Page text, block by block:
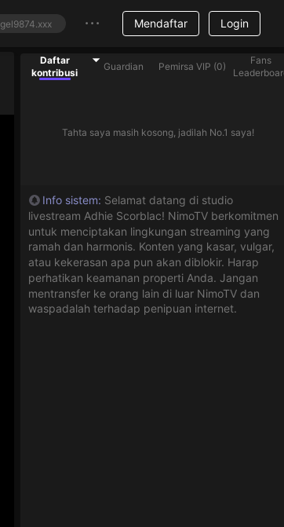
Mendaftar Login
Daftar
kontribusi
Guardian Pemirsa VIP (0)
Fans
Tahta saya masih kosong, jadilah No.1 saya!
Info sistem: Selamat datang di studio
livestream Adhie Scorblac! NimoTV berkomitmen
untuk menciptakan lingkungan streaming yang
ramah dan harmonis. Konten yang kasar, vulgar,
atau kekerasan apa pun akan diblokir. Harap
perhatikan keamanan properti Anda. Jangan
mentransfer ke orang lain di luar NimoTV dan
waspadalah terhadap penipuan internet.